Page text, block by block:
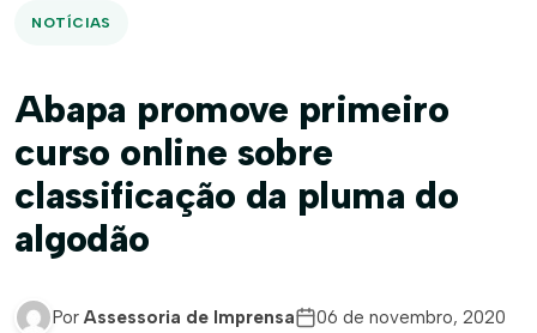
NOTÍCIAS
Abapa promove primeiro
curso online sobre
classificação da pluma do
algodão
Por Assessoria de Imprensa
06 de novembro, 2020